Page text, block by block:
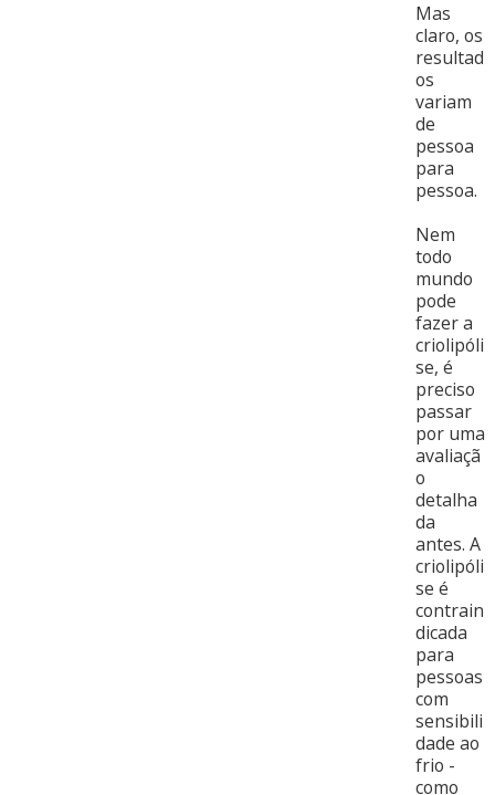
Mas
claro, os
resultad
os
variam
de
pessoa
para
pessoa.
Nem
todo
mundo
pode
fazer a
criolipóli
se, é
preciso
passar
por uma
avaliaçã
o
detalha
da
antes. A
criolipóli
se é
contrain
dicada
para
pessoas
com
sensibili
dade ao
frio -
como